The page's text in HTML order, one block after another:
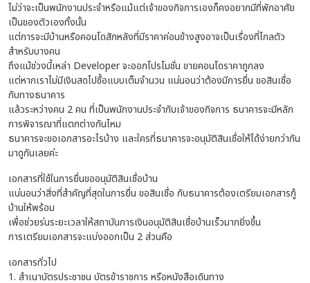
ไม่ว่าจะเป็นพนักงานประจำหรือแม้แต่เจ้าของกิจการเองก็คงอยากมีที่พักอาศัย
เป็นของตัวเองทั้งนั้น
แต่การจะมีบ้านหรือคอนโดสักหลังที่มีราคาค่อนข้างสูงอาจเป็นเรื่องที่ไกลตัว
สำหรับบางคน
ถึงแม้ช่วงนี้เหล่า Developer จะออกโปรโมชั่น ขายคอนโดราคาถูกลง
แต่หากเราไม่มีเงินสดไปซื้อแบบเต็มจำนวน แน่นอนว่าต้องมีการยื่น ขอสินเชื่อ
กับทางธนาคาร
แล้วระหว่างคน 2 คน ที่เป็นพนักงานประจำกับเจ้าของกิจการ ธนาคารจะมีหลัก
การพิจารณาที่แตกต่างกันไหม
ธนาคารจะขอเอกสารอะไรบ้าง และใครที่ธนาคารจะอนุมัติสินเชื่อให้ได้ง่ายกว่ากัน
มาดูกันเลยค่ะ
เอกสารที่ใช้ในการยื่นขออนุมัติสินเชื่อบ้าน
แน่นอนว่าสิ่งที่สำคัญที่สุดในการยื่น ขอสินเชื่อ กับธนาคารต้องเตรียมเอกสารกู้
บ้านให้พร้อม
เพื่อช่วยร่นระยะเวลาให้สถาบันการเงินอนุมัติสินเชื่อบ้านเร็วมากยิ่งขึ้น
การเตรียมเอกสารจะแบ่งออกเป็น 2 ส่วนคือ
เอกสารทั่วไป
1. สำเนาบัตรประชาชน บัตรข้าราชการ หรือหนังสือเดินทาง